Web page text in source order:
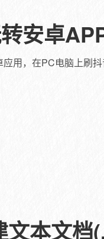
安卓
用，在PC电脑上刷抖
本文档